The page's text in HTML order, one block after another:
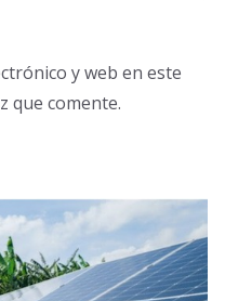
y web en este
que comente.